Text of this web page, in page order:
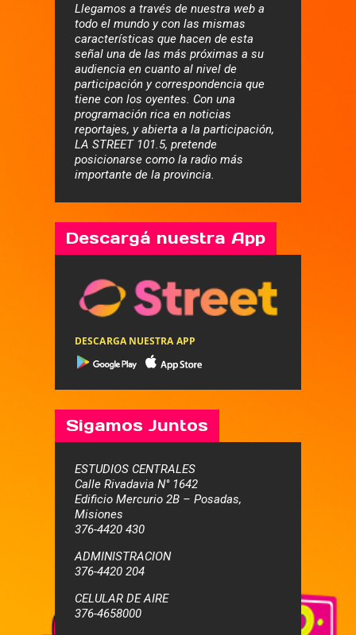
Llegamos a través de nuestra web a
todo el mundo y con las mismas
características que hacen de esta
señal una de las más próximas a su
audiencia en cuanto al nivel de
participación y correspondencia que
tiene con los oyentes. Con una
programación rica en noticias
reportajes, y abierta a la participación,
LA STREET 101.5, pretende
posicionarse como la radio más
importante de la provincia.
Descargá nuestra App
DESCARGA NUESTRA APP
Sigamos Juntos
ESTUDIOS CENTRALES
Calle Rivadavia N° 1642
Edificio Mercurio 2B – Posadas,
Misiones
376-4420 430
ADMINISTRACION
376-4420 204
CELULAR DE AIRE
376-4658000